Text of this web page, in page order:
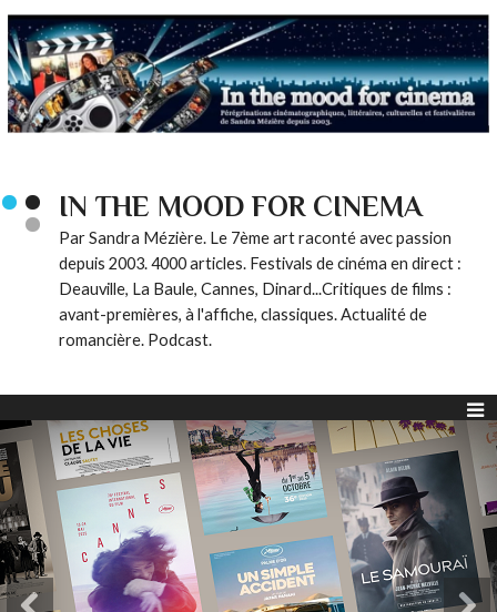
IN THE MOOD FOR CINEMA
Par Sandra Mézière. Le 7ème art raconté avec passion
depuis 2003. 4000 articles. Festivals de cinéma en direct :
Deauville, La Baule, Cannes, Dinard...Critiques de films :
avant-premières, à l'affiche, classiques. Actualité de
romancière. Podcast.